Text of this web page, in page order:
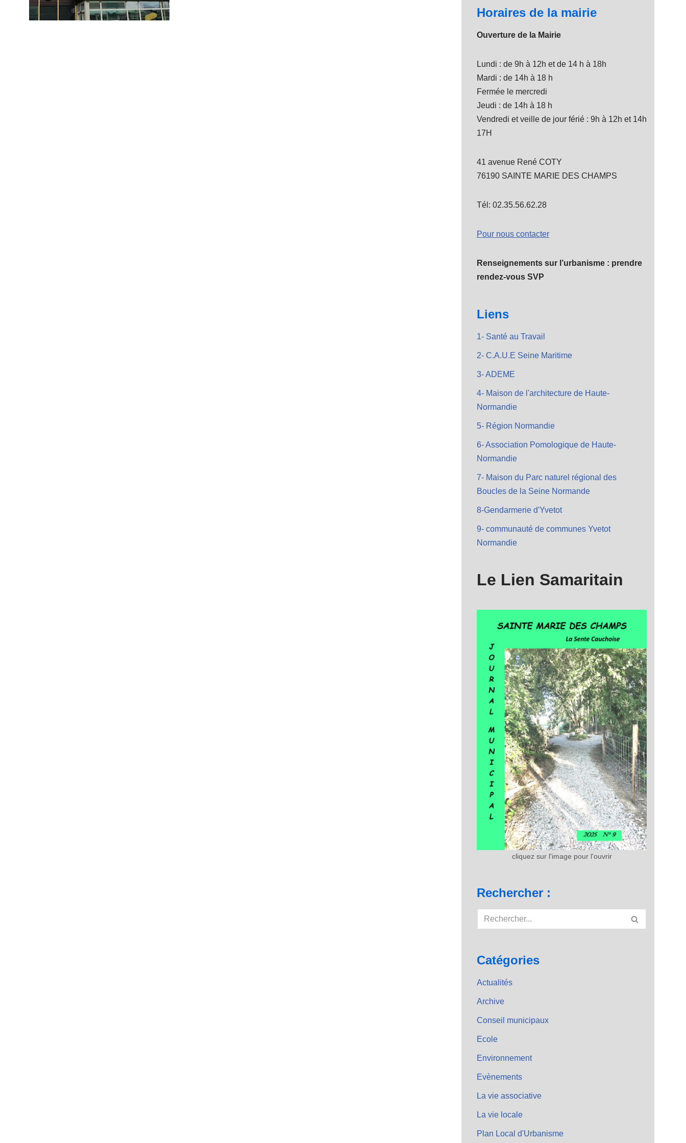
Horaires de la mairie
Ouverture de la Mairie
Lundi : de 9h à 12h et de 14 h à 18h
Mardi : de 14h à 18 h
Fermée le mercredi
Jeudi : de 14h à 18 h
Vendredi et veille de jour férié : 9h à 12h et 14h
17H
41 avenue René COTY
76190 SAINTE MARIE DES CHAMPS
Tél: 02.35.56.62.28
Pour nous contacter
Renseignements sur l’urbanisme : prendre
rendez-vous SVP
Liens
1- Santé au Travail
2- C.A.U.E Seine Maritime
3- ADEME
4- Maison de l'architecture de Haute-
Normandie
5- Région Normandie
6- Association Pomologique de Haute-
Normandie
7- Maison du Parc naturel régional des
Boucles de la Seine Normande
8-Gendarmerie d'Yvetot
9- communauté de communes Yvetot
Normandie
Le Lien Samaritain
cliquez sur l'image pour l'ouvrir
Rechercher :
Catégories
Actualités
Archive
Conseil municipaux
Ecole
Environnement
Evènements
La vie associative
La vie locale
Plan Local d'Urbanisme